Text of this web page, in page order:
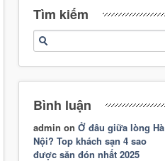
Tìm kiếm
Bình luận
admin on Ở đâu giữa lòng Hà
Nội? Top khách sạn 4 sao
được săn đón nhất 2025